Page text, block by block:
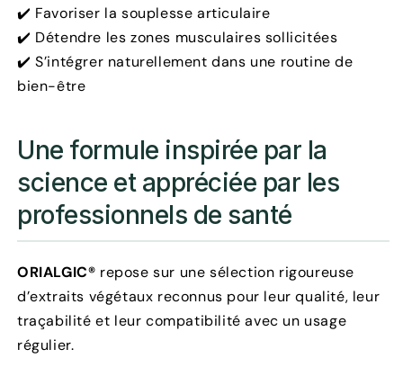
✔️ Favoriser la souplesse articulaire
✔️ Détendre les zones musculaires sollicitées
✔️ S’intégrer naturellement dans une routine de
bien-être
Une formule inspirée par la
science et appréciée par les
professionnels de santé
ORIALGIC® repose sur une sélection rigoureuse
d’extraits végétaux reconnus pour leur qualité, leur
traçabilité et leur compatibilité avec un usage
régulier.